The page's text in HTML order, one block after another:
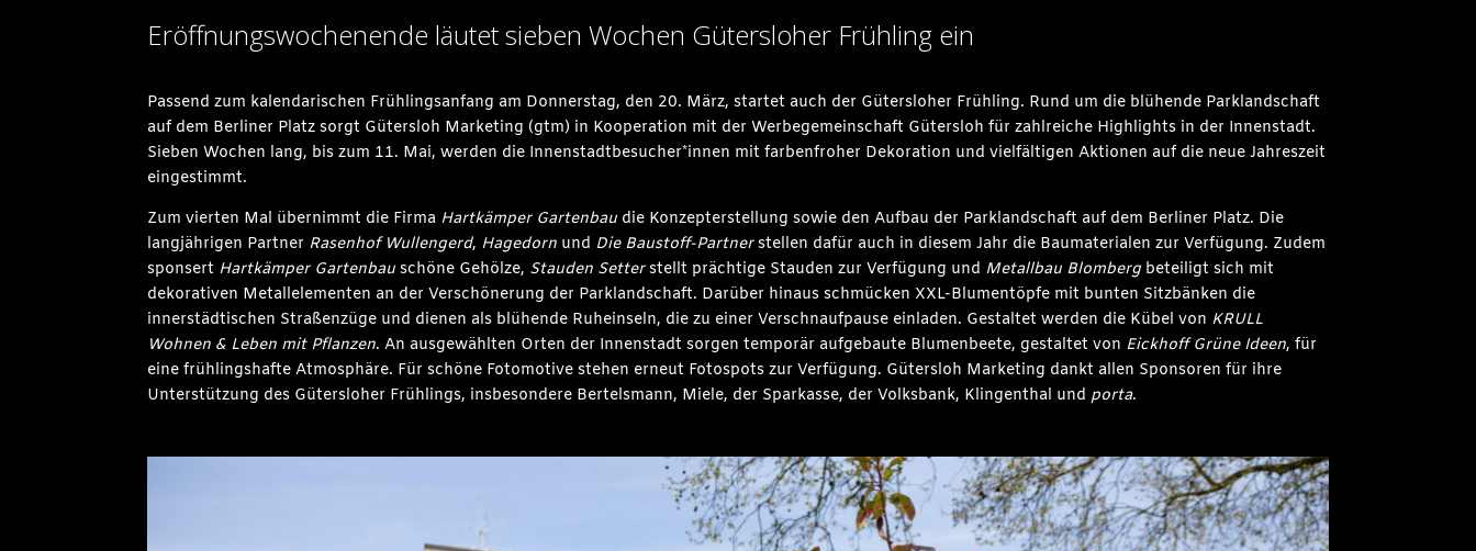
Eröffnungswochenende läutet sieben Wochen Gütersloher Frühling ein
Passend zum kalendarischen Frühlingsanfang am Donnerstag, den 20. März, startet auch der Gütersloher Frühling. Rund um die blühende Parklandschaft
auf dem Berliner Platz sorgt Gütersloh Marketing (gtm) in Kooperation mit der Werbegemeinschaft Gütersloh für zahlreiche Highlights in der Innenstadt.
Sieben Wochen lang, bis zum 11. Mai, werden die Innenstadtbesucher*innen mit farbenfroher Dekoration und vielfältigen Aktionen auf die neue Jahreszeit
eingestimmt.
Zum vierten Mal übernimmt die Firma Hartkämper Gartenbau die Konzepterstellung sowie den Aufbau der Parklandschaft auf dem Berliner Platz. Die
langjährigen Partner Rasenhof Wullengerd, Hagedorn und Die Baustoff-Partnerstellen dafür auch in diesem Jahr die Baumaterialen zur Verfügung. Zudem
sponsert Hartkämper Gartenbau schöne Gehölze, Stauden Setterstellt prächtige Stauden zur Verfügung und Metallbau Blombergbeteiligt sich mit
dekorativen Metallelementen an der Verschönerung der Parklandschaft. Darüber hinaus schmücken XXL-Blumentöpfe mit bunten Sitzbänken die
innerstädtischen Straßenzüge und dienen als blühende Ruheinseln, die zu einer Verschnaufpause einladen. Gestaltet werden die Kübel von KRULL
Wohnen & Leben mit Pflanzen. An ausgewählten Orten der Innenstadt sorgen temporär aufgebaute Blumenbeete, gestaltet von Eickhoff Grüne Ideen, für
eine frühlingshafte Atmosphäre. Für schöne Fotomotive stehen erneut Fotospots zur Verfügung. Gütersloh Marketing dankt allen Sponsoren für ihre
Unterstützung des Gütersloher Frühlings, insbesondere Bertelsmann, Miele, der Sparkasse, der Volksbank, Klingenthal und porta.